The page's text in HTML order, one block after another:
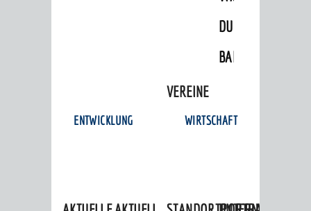
DULGER-
BAD
VEREINE
ENTWICKLUNG WIRTSCHAFT